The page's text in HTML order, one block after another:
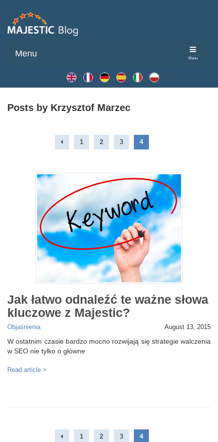
Menu
Menu
Posts by Krzysztof Marzec
1 2 3 4
Jak łatwo odnaleźć te ważne słowa
kluczowe z Majestic?
Objaśnienia August 13, 2015
W ostatnim czasie bardzo mocno rozwijają się strategie walczenia
w SEO nie tylko o główne
Read article >
1 2 3 4